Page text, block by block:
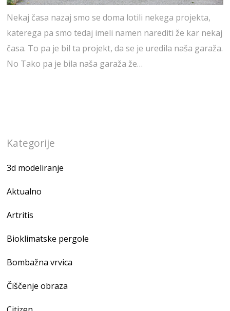
Nekaj časa nazaj smo se doma lotili nekega projekta,
katerega pa smo tedaj imeli namen narediti že kar nekaj
časa. To pa je bil ta projekt, da se je uredila naša garaža.
No Tako pa je bila naša garaža že…
Kategorije
3d modeliranje
Aktualno
Artritis
Bioklimatske pergole
Bombažna vrvica
Čiščenje obraza